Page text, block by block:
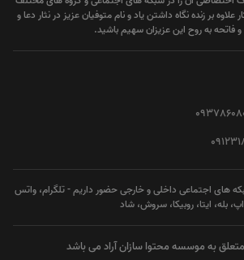
علاوه بر زنده نگاه داشتن یاد و نام متوفیان عزیز در نثار دعا و
فاتحه به روح این عزیزان سهیم باشید.
های اجتماعی داخلی و خارجی حضور داریم - تلگرام، واتس
اپ، بله، ایتا، روبیکا، سروش، شاد
به موسسه محتوا سازان آراد می باشد